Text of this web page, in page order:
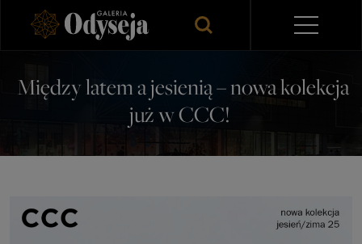
Między latem a jesienią – nowa kolekcja
już w CCC!